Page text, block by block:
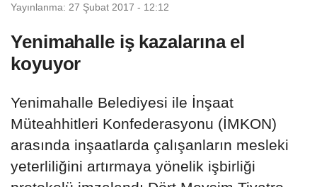
Yayınlanma: 27 Şubat 2017 - 12:12
Yenimahalle iş kazalarına el
koyuyor
Yenimahalle Belediyesi ile İnşaat
Müteahhitleri Konfederasyonu (İMKON)
arasında inşaatlarda çalışanların mesleki
yeterliliğini artırmaya yönelik işbirliği